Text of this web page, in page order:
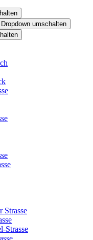
Dropdown umschalten
Strasse
Strasse